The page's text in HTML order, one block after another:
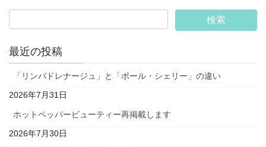
の
ペ
ー
ジ
り
ペ
ペ
ペ
最近の投稿
「リンパドレナージュ」と「ポール・シェリー」の違い
2026年7月31日
ホットペッパービューティー再掲載します
2026年7月30日